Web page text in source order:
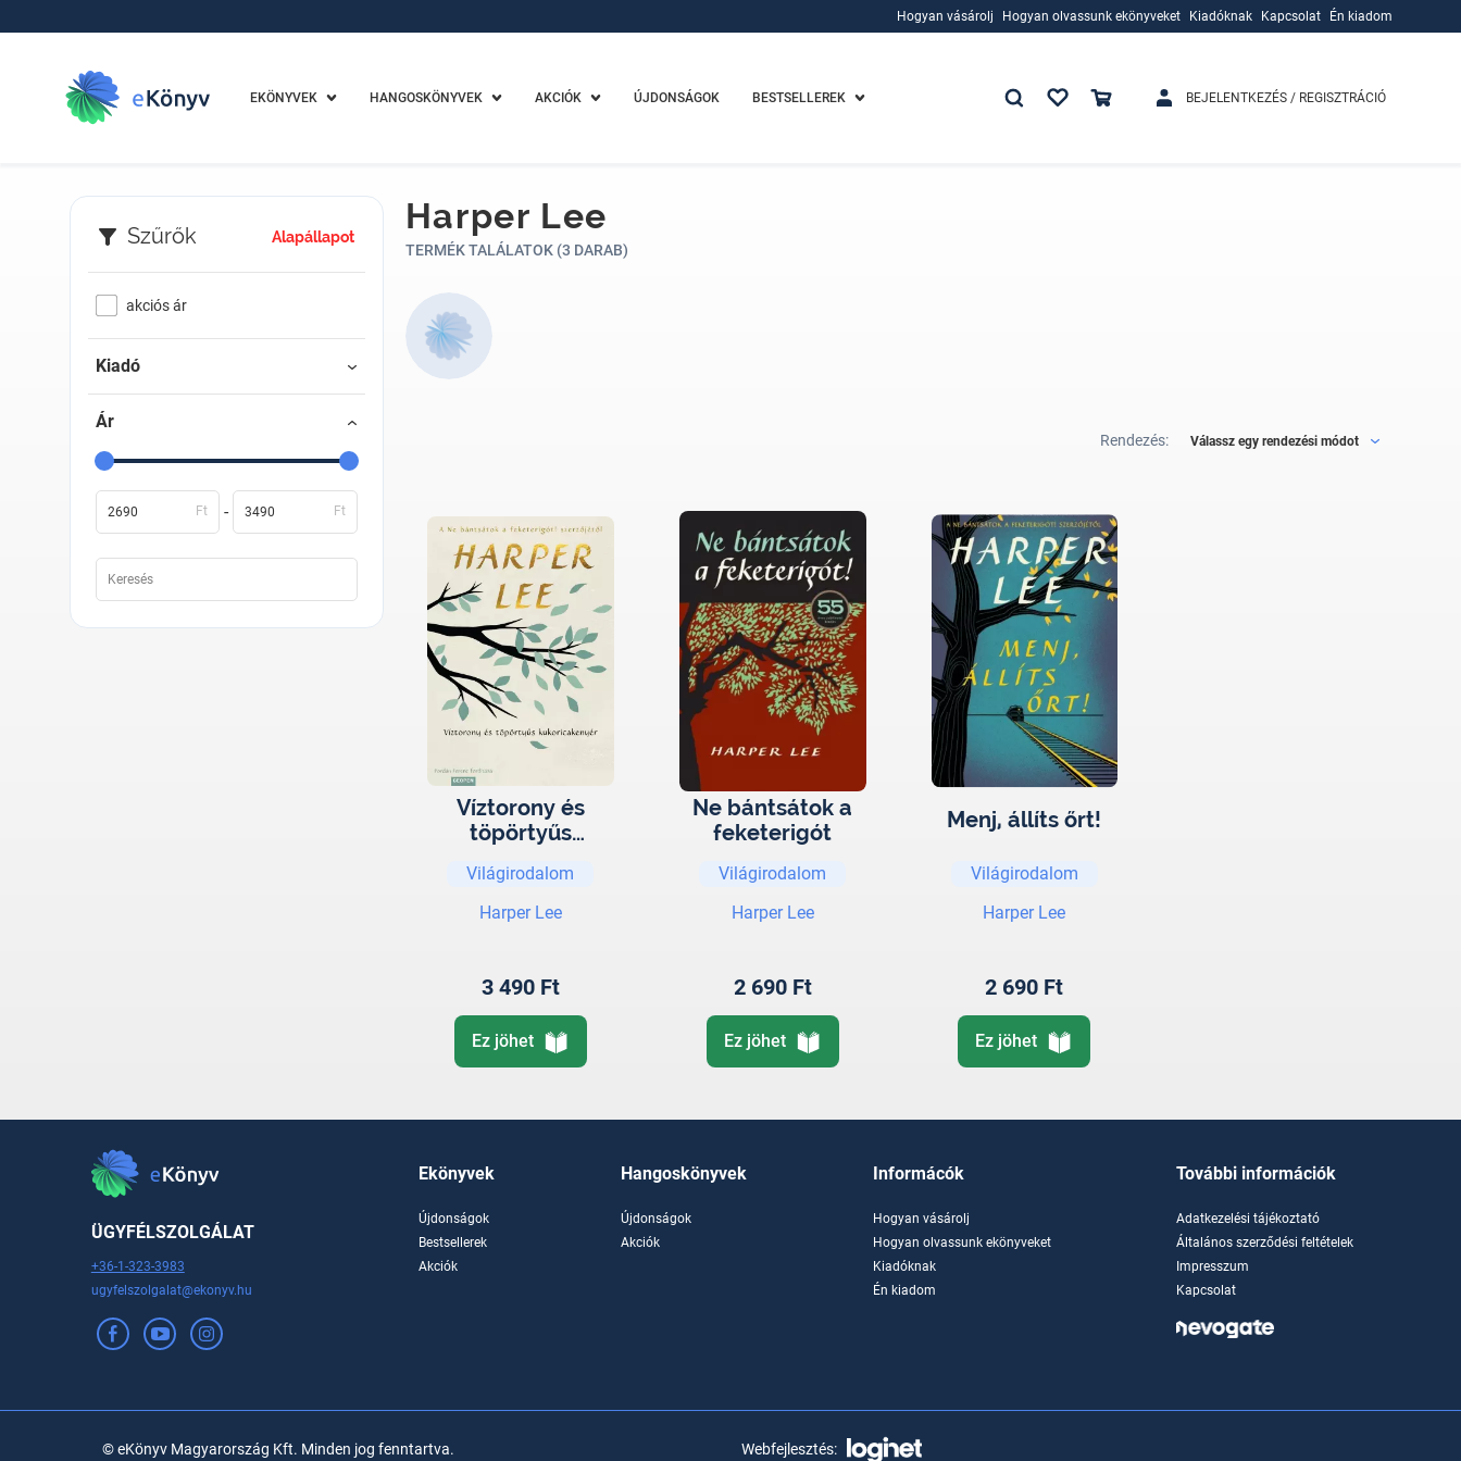
Hogyan vásárolj
Hogyan olvassunk ekönyveket
Kiadóknak
Kapcsolat Én kiadom
EKÖNYVEK HANGOSKÖNYVEK AKCIÓK ÚJDONSÁGOK BESTSELLEREK BEJELENTKEZÉS / REGISZTRÁCIÓ
Szűrők Alapállapot
akciós ár
Kiadó
Ár
Ft - Ft
Harper Lee
TERMÉK TALÁLATOK (3 DARAB)
Rendezés: Válassz egy rendezési módot
Víztorony és
töpörtyűs
Világirodalom
Harper Lee
3 490 Ft
Ez jöhet
Ne bántsátok a
feketerigót
Világirodalom
Harper Lee
2 690 Ft
Ez jöhet
Menj, állíts őrt!
Világirodalom
Harper Lee
2 690 Ft
Ez jöhet
ÜGYFÉLSZOLGÁLAT
+36-1-323-3983
ugyfelszolgalat@ekonyv.hu
Ekönyvek
Újdonságok
Bestsellerek
Akciók
Hangoskönyvek
Újdonságok
Akciók
Informácók
Hogyan vásárolj
Hogyan olvassunk ekönyveket
Kiadóknak
Én kiadom
További információk
Adatkezelési tájékoztató
Általános szerződési feltételek
Impresszum
Kapcsolat
© eKönyv Magyarország Kft. Minden jog fenntartva. Webfejlesztés: